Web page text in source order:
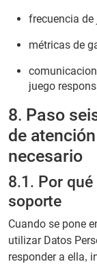
frecuencia de
métricas de
juego
8. Paso
de
necesario
8.1. Por
soporte
Cuando se pone
utilizar Datos
responder a ella,